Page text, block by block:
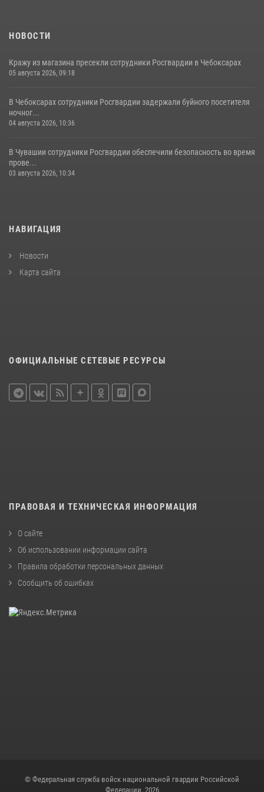
НОВОСТИ
Кражу из магазина пресекли сотрудники Росгвардии в Чебоксарах
05 августа 2026, 09:18
В Чебоксарах сотрудники Росгвардии задержали буйного посетителя
ночног...
04 августа 2026, 10:36
В Чувашии сотрудники Росгвардии обеспечили безопасность во время
прове...
03 августа 2026, 10:34
НАВИГАЦИЯ
Новости
Карта сайта
ОФИЦИАЛЬНЫЕ СЕТЕВЫЕ РЕСУРСЫ
ПРАВОВАЯ И ТЕХНИЧЕСКАЯ ИНФОРМАЦИЯ
О сайте
Об использовании информации сайта
Правила обработки персональных данных
Сообщить об ошибках
© Федеральная служба войск национальной гвардии Российской
Федерации, 2026